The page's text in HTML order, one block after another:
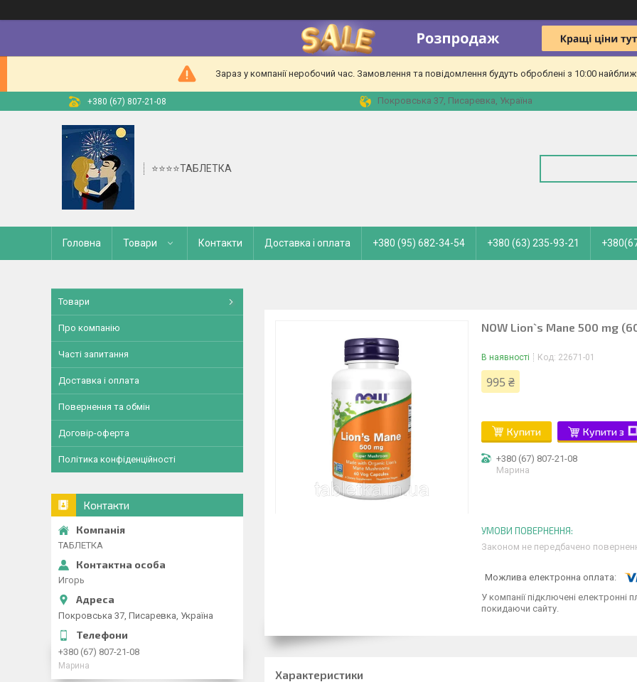
Зараз у компанії неробочий час. Замовлення та повідомлення будуть оброблені з 10:00
+380 (67) 807-21-08 Покровська 37, Писаревка, Україна
⭐⭐⭐⭐ТАБЛЕТКА
Головна Товари Контакти Доставка і оплата +380 (95) 682-34-54 +380 (63) 235-93-21
NOW Lion`s Mane 500 mg
В наявності Код: 22671-01
995 ₴
Купити Купити з
+380 (67) 807-21-08
Марина
Законом не передбачено
У компанії підключені електронні
покидаючи сайту.
Характеристики
Товари
Про компанію
Часті запитання
Доставка і оплата
Повернення та обмін
Договір-оферта
Політика конфіденційності
Контакти
ТАБЛЕТКА
Игорь
Покровська 37, Писаревка, Україна
+380 (67) 807-21-08
Марина